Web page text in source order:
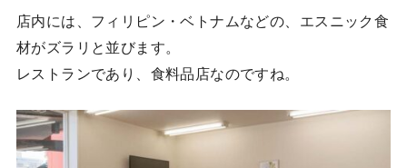
店内には、フィリピン・ベトナムなどの、エスニック食
材がズラリと並びます。
レストランであり、食料品店なのですね。